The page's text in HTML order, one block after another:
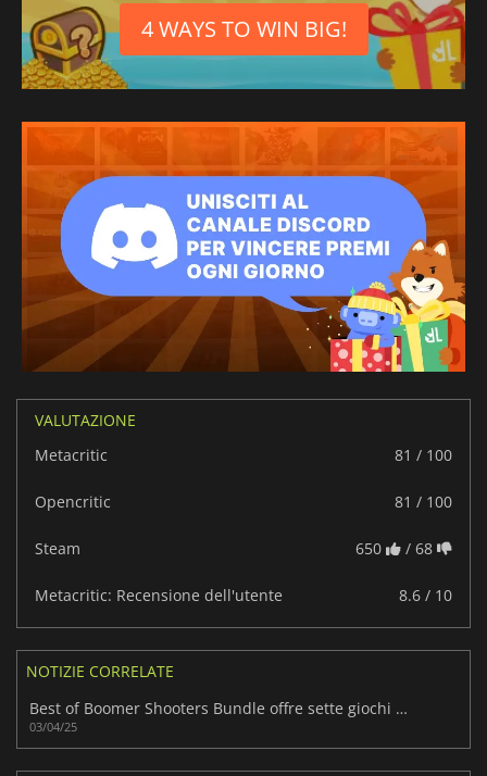
4 WAYS TO WIN BIG!
VALUTAZIONE
Metacritic
81 / 100
Opencritic 81 / 100
Steam 650 / 68
Metacritic: Recensione dell'utente 8.6 / 10
NOTIZIE CORRELATE
Best of Boomer Shooters Bundle offre sette giochi ricchi di azione
03/04/25